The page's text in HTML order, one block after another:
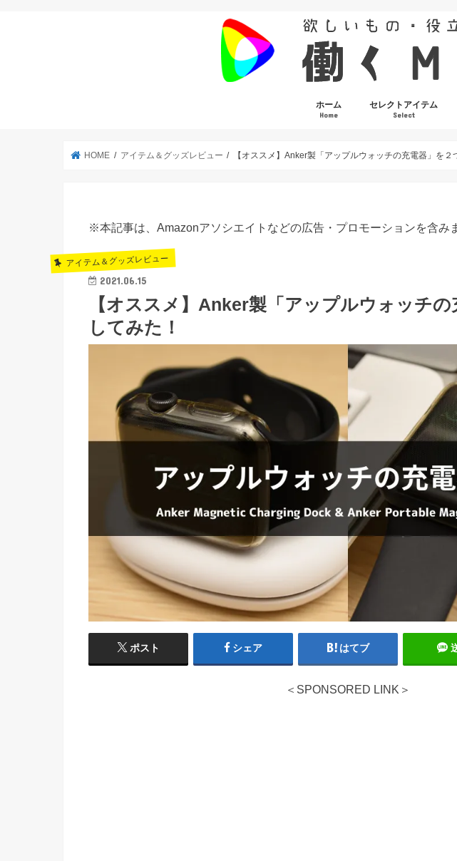
ホーム
Home
セレクトアイテム
Select
HOME アイテム＆グッズレビュー 【オススメ】Anker製「アップルウォッチの充電器」を２
※本記事は、Amazonアソシエイトなどの広告・プロモーションを含み
アイテム＆グッズレビュー
2021.06.15
【オススメ】Anker製「アップルウォッチ
してみた！
ポスト シェア はてブ
＜SPONSORED LINK＞